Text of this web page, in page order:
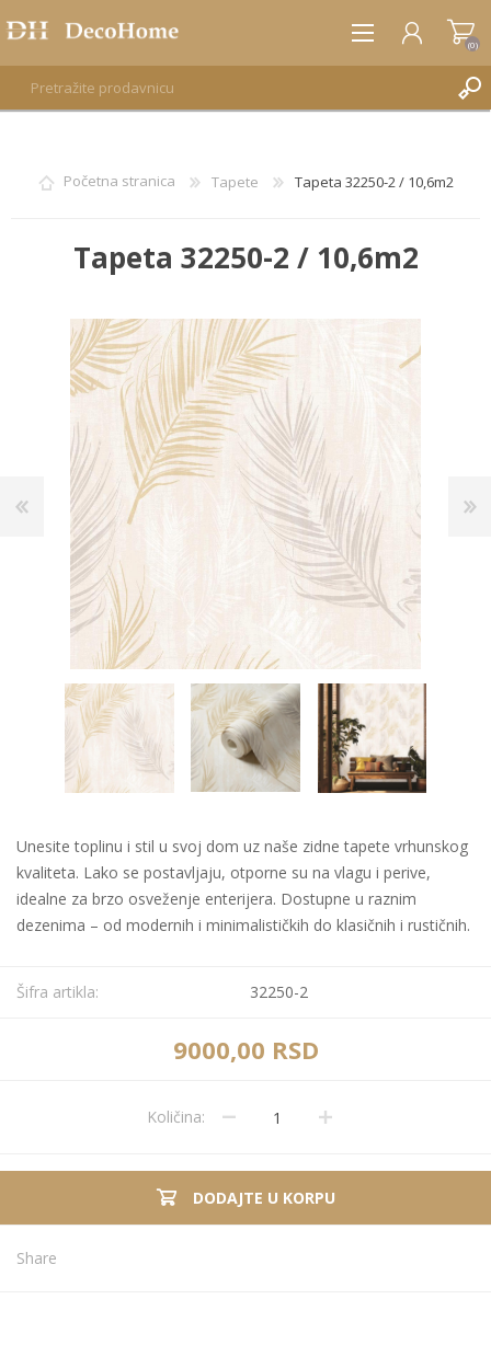
REGISTRUJTE SE
(0)
Početna stranica Tapete Tapeta 32250-2 / 10,6m2
Tapeta 32250-2 / 10,6m2
Unesite toplinu i stil u svoj dom uz naše zidne tapete vrhunskog
kvaliteta. Lako se postavljaju, otporne su na vlagu i perive,
idealne za brzo osveženje enterijera. Dostupne u raznim
dezenima – od modernih i minimalističkih do klasičnih i rustičnih.
Šifra artikla: 32250-2
9000,00 RSD
Količina:
DODAJTE U KORPU
Share